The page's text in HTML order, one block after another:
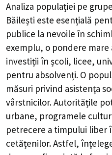
Analiza populației pe
Băilești este esențială
publice la nevoile în
exemplu, o pondere
investiții în școli, licee,
pentru absolvenți. O
măsuri privind asistența
vârstnicilor. Autoritățile
urbane, programele
petrecere a timpului liber
cetățenilor. Astfel,